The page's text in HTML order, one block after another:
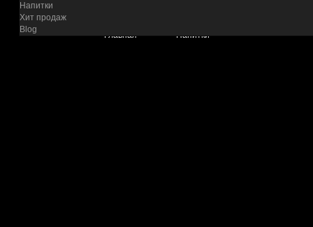
Напитки
Хит продаж
Blog
Главная Напитки